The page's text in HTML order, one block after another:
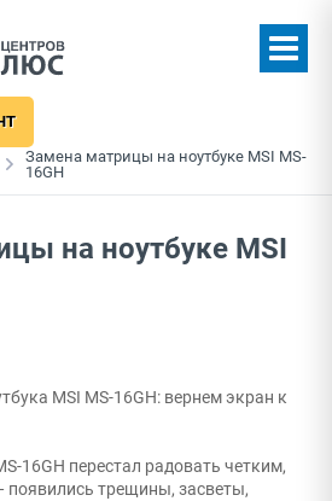
Замена матрицы на ноутбуке MSI MS-
16GH
на ноутбуке MSI
MSI MS-16GH: вернем экран к
16GH перестал радовать четким,
трещины, засветы,